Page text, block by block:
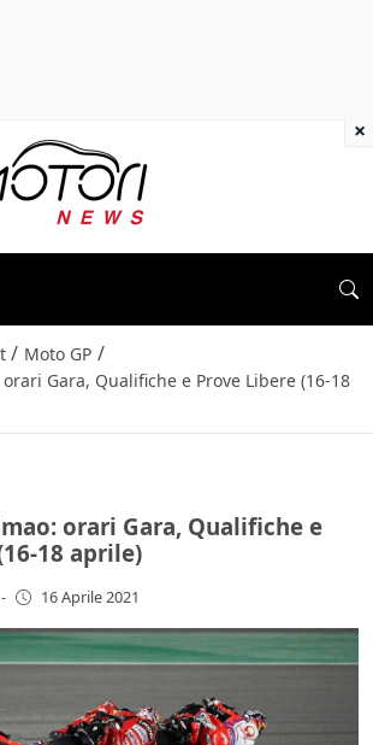
/ Moto GP /
Gara, Qualifiche e Prove Libere (16-18
orari Gara, Qualifiche e
18 aprile)
- 16 Aprile 2021
×